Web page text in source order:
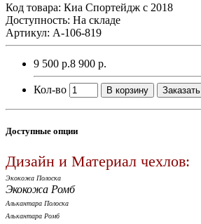
Код товара: Киа Спортейдж с 2018
Доступность: На складе
Артикул: A-106-819
9 500 р.8 900 р.
Кол-во В корзину Заказать
Доступные опции
Дизайн и Материал чехлов:
Экокожа Полоска
Экокожа Ромб
Алькантара Полоска
Алькантара Ромб